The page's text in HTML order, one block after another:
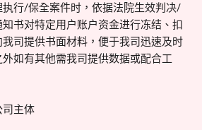
行/保全案件时，依据法院生效判决/
书对特定用户账户资金进行冻结、扣
司提供书面材料，便于我司迅速及时
如有其他需我司提供数据或配合工
司主体